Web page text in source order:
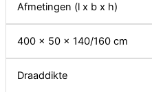
Afmetingen (l x b x h)
400 x 50 x 140/160 cm
Draaddikte